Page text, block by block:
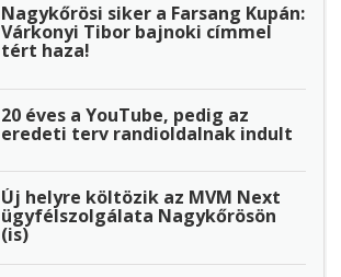
Nagykőrösi siker a Farsang Kupán:
Várkonyi Tibor bajnoki címmel
tért haza!
20 éves a YouTube, pedig az
eredeti terv randioldalnak indult
Új helyre költözik az MVM Next
ügyfélszolgálata Nagykőrösön
(is)